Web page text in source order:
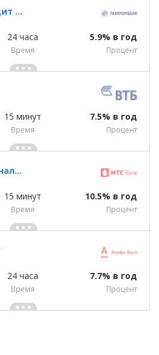
Газпромбанк - кредит наличными
24 часа
Время
5.9% в год
Процент
15 минут
Время
7.5% в год
Процент
МТС Банк - Кредит наличными
15 минут
Время
10.5% в год
Процент
24 часа
Время
7.7% в год
Процент